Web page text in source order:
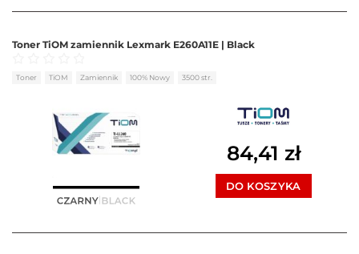
Toner TiOM zamiennik Lexmark E260A11E | Black
Oceniono0na 5
Toner TiOM Zamiennik 100% Nowy 3500 str.
84,41 zł
DO KOSZYKA